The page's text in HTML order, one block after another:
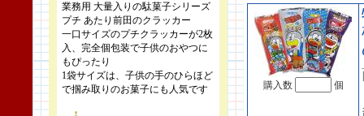
業務用 大量入りの駄菓子シリーズ
プチ あたり前田のクラッカー
一口サイズのプチクラッカーが2枚
入、完全個包装で子供のおやつに
もぴったり
1袋サイズは、子供の手のひらほど
で掴み取りのお菓子にも人気です
購入数 個